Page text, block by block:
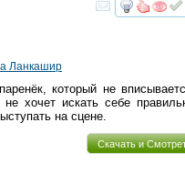
Ланкашир
который не
хочет искать себе
на сцене.
Скачать и